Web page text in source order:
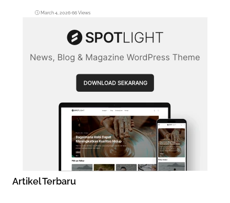
March 4, 2026•66 Views
Artikel Terbaru